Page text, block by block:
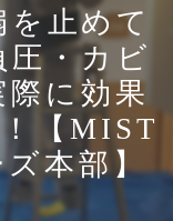
止めて
・カビ
に効果
【MIST
本部】